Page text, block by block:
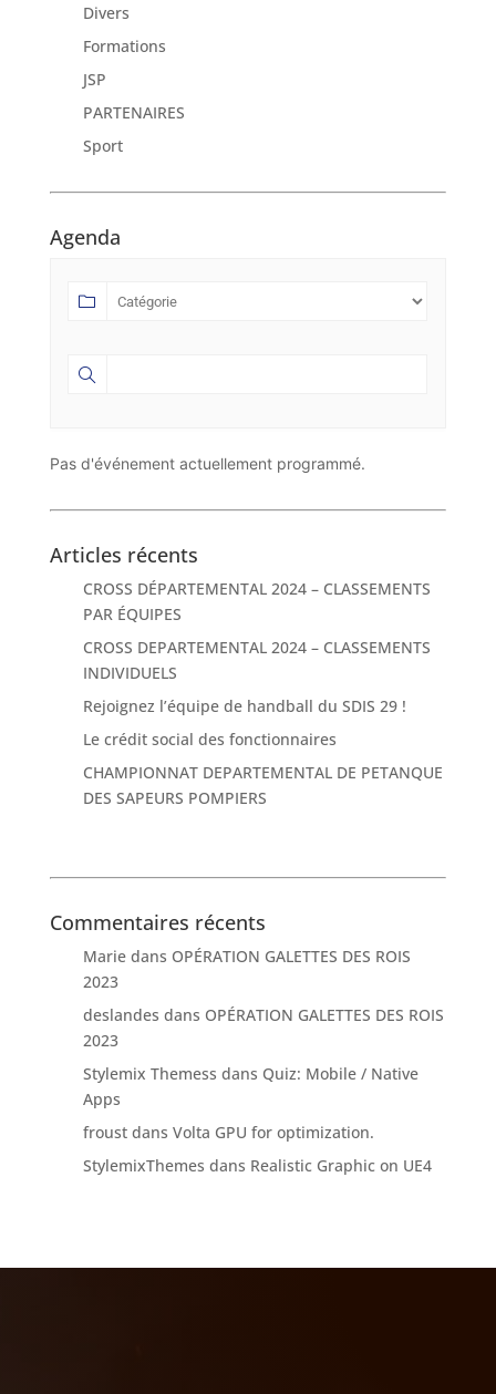
Divers
Formations
JSP
PARTENAIRES
Sport
Agenda
Pas d'événement actuellement programmé.
Articles récents
CROSS DÉPARTEMENTAL 2024 – CLASSEMENTS
PAR ÉQUIPES
CROSS DEPARTEMENTAL 2024 – CLASSEMENTS
INDIVIDUELS
Rejoignez l’équipe de handball du SDIS 29 !
Le crédit social des fonctionnaires
CHAMPIONNAT DEPARTEMENTAL DE PETANQUE
DES SAPEURS POMPIERS
Commentaires récents
Mariedans OPÉRATION GALETTES DES ROIS
2023
deslandes dans OPÉRATION GALETTES DES ROIS
2023
Stylemix Themess dans Quiz: Mobile / Native
Apps
froustdans Volta GPU for optimization.
StylemixThemes dans Realistic Graphic on UE4